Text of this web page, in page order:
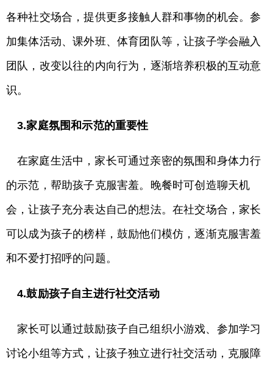
各种社交场合，提供更多接触人群和事物的机会。参
加集体活动、课外班、体育团队等，让孩子学会融入
团队，改变以往的内向行为，逐渐培养积极的互动意
识。
3.家庭氛围和示范的重要性
在家庭生活中，家长可通过亲密的氛围和身体力行
的示范，帮助孩子克服害羞。晚餐时可创造聊天机
会，让孩子充分表达自己的想法。在社交场合，家长
可以成为孩子的榜样，鼓励他们模仿，逐渐克服害羞
和不爱打招呼的问题。
4.鼓励孩子自主进行社交活动
家长可以通过鼓励孩子自己组织小游戏、参加学习
讨论小组等方式，让孩子独立进行社交活动，克服障